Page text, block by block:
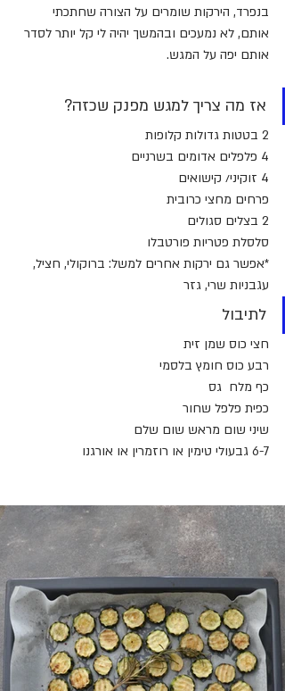
בנפרד, הירקות שומרים על הצורה שחתכתי
אותם, לא נמעכים ובהמשך יהיה לי קל יותר לסדר
אותם יפה על המגש.
אז מה צריך למגש מפנק שכזה?
2 בטטות גדולות קלופות
4 פלפלים אדומים בשרניים
4 זוקיני/ קישואים
פרחים מחצי כרובית
2 בצלים סגולים
סלסלת פטריות פורטבלו
*אפשר גם ירקות אחרים למשל: ברוקולי, חציל,
עגבניות שרי, גזר
לתיבול
חצי כוס שמן זית
רבע כוס חומץ בלסמי
כף מלח  גס
כפית פלפל שחור
שיני שום מראש שום שלם
6-7 גבעולי טימין או רוזמרין או אורגנו